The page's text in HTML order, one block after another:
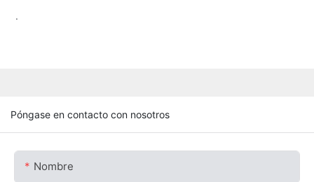
.
Póngase en contacto con nosotros
Nombre